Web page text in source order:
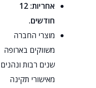
אחריות: 12
חודשים.
מוצרי החברה
משווקים בארופה
שנים רבות ונהנים
מאישורי תקינה